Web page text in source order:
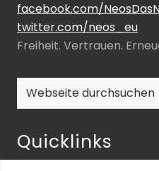
facebook.com/
twitter.com/neos_eu
Freiheit. Vertrauen.
Webseite
Quicklinks